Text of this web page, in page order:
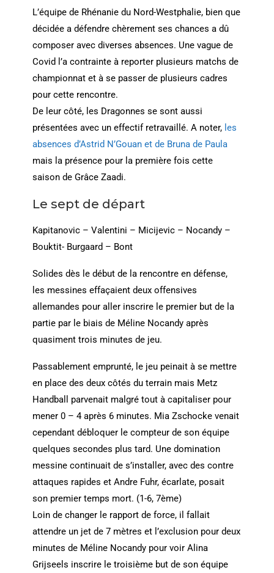
L’équipe de Rhénanie du Nord-Westphalie, bien que
décidée a défendre chèrement ses chances a dû
composer avec diverses absences. Une vague de
Covid l’a contrainte à reporter plusieurs matchs de
championnat et à se passer de plusieurs cadres
pour cette rencontre.
De leur côté, les Dragonnes se sont aussi
présentées avec un effectif retravaillé. A noter, les
absences d’Astrid N’Gouan et de Bruna de Paula
mais la présence pour la première fois cette
saison de Grâce Zaadi.
Le sept de départ
Kapitanovic – Valentini – Micijevic – Nocandy –
Bouktit- Burgaard – Bont
Solides dès le début de la rencontre en défense,
les messines effaçaient deux offensives
allemandes pour aller inscrire le premier but de la
partie par le biais de Méline Nocandy après
quasiment trois minutes de jeu.
Passablement emprunté, le jeu peinait à se mettre
en place des deux côtés du terrain mais Metz
Handball parvenait malgré tout à capitaliser pour
mener 0 – 4 après 6 minutes. Mia Zschocke venait
cependant débloquer le compteur de son équipe
quelques secondes plus tard. Une domination
messine continuait de s’installer, avec des contre
attaques rapides et Andre Fuhr, écarlate, posait
son premier temps mort. (1-6, 7ème)
Loin de changer le rapport de force, il fallait
attendre un jet de 7 mètres et l’exclusion pour deux
minutes de Méline Nocandy pour voir Alina
Grijseels inscrire le troisième but de son équipe